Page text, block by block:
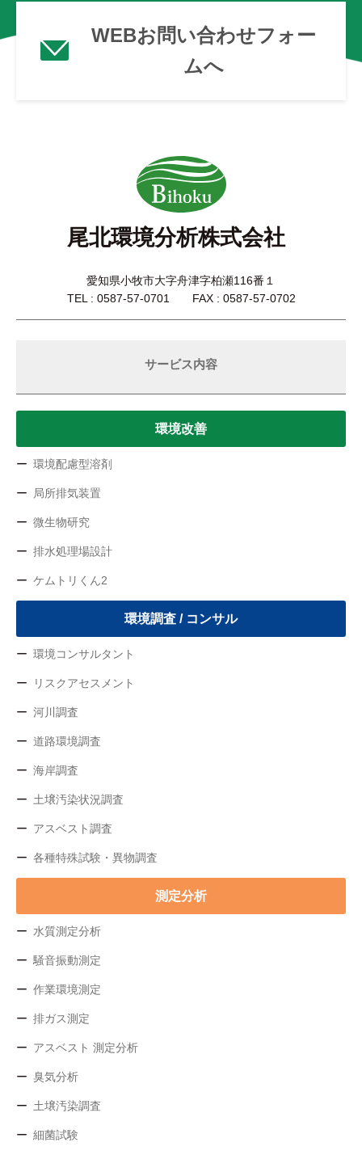
WEBお問い合わせフォー
ムへ
尾北環境分析株式会社
愛知県小牧市大字舟津字柏瀬116番１
TEL : 0587-57-0701 FAX : 0587-57-0702
サービス内容
環境改善
環境配慮型溶剤
局所排気装置
微生物研究
排水処理場設計
ケムトリくん2
環境調査 / コンサル
環境コンサルタント
リスクアセスメント
河川調査
道路環境調査
海岸調査
土壌汚染状況調査
アスベスト調査
各種特殊試験・異物調査
測定分析
水質測定分析
騒音振動測定
作業環境測定
排ガス測定
アスベスト 測定分析
臭気分析
土壌汚染調査
細菌試験